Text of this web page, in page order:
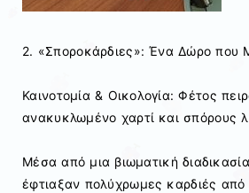
2. «Σποροκάρδιες»: Ένα Δώρο που
Καινοτομία & Οικολογία: Φέτος
ανακυκλωμένο χαρτί και σπόρους
Μέσα από μια βιωματική
έφτιαξαν πολύχρωμες καρδιές